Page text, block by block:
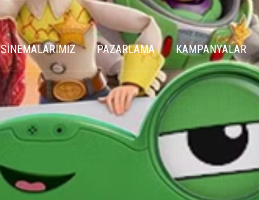
SİNEMALARIMIZ PAZARLAMA KAMPANYALAR